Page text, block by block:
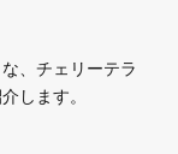
、チェリーテラ
します。